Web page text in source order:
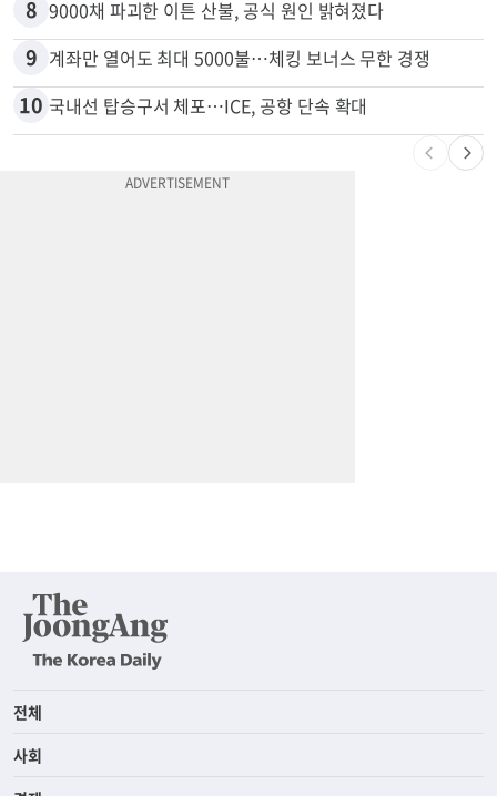
7 유학생 급감 IIT… 교수•직원 160명 감원
8 9000채 파괴한 이튼 산불, 공식 원인 밝혀졌다
9 계좌만 열어도 최대 5000불…체킹 보너스 무한 경쟁
전체